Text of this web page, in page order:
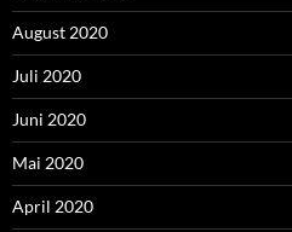
August 2020
Juli 2020
Juni 2020
Mai 2020
April 2020